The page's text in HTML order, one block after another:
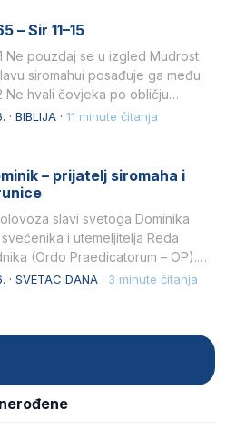
– Sir 11–15
Ne pouzdaj se u izgled Mudrost
siromahui posađuje ga među
Ne hvali čovjeka po obličju
BIBLIJA · 11 minute čitanja
– prijatelj siromaha i
slavi svetoga Dominika
svećenika i utemeljitelja Reda
(Ordo Praedicatorum – OP).
dubokom ljubavlju prema
SVETAC DANA · 3 minute čitanja